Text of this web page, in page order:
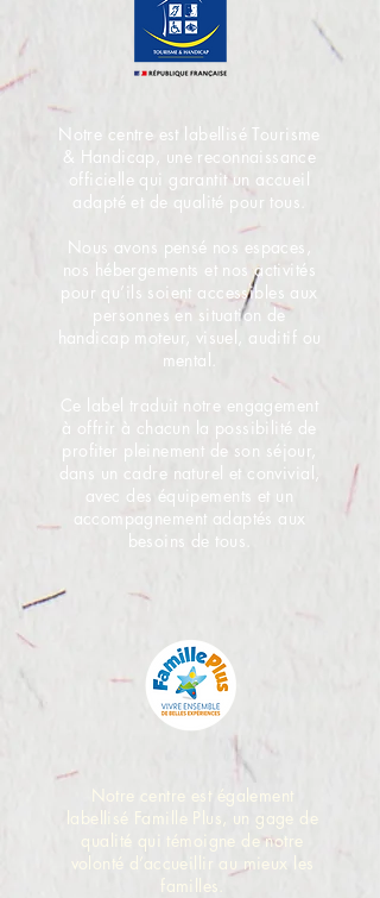
Notre centre est labellisé Tourisme
& Handicap, une reconnaissance
officielle qui garantit un accueil
adapté et de qualité pour tous.
Nous avons pensé nos espaces,
nos hébergements et nos activités
pour qu’ils soient accessibles aux
personnes en situation de
handicap moteur, visuel, auditif ou
mental.
Ce label traduit notre engagement
à offrir à chacun la possibilité de
profiter pleinement de son séjour,
dans un cadre naturel et convivial,
avec des équipements et un
accompagnement adaptés aux
besoins de tous.
Notre centre est également
labellisé Famille Plus, un gage de
qualité qui témoigne de notre
volonté d’accueillir au mieux les
familles.